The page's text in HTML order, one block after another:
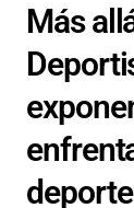
Más
deporte